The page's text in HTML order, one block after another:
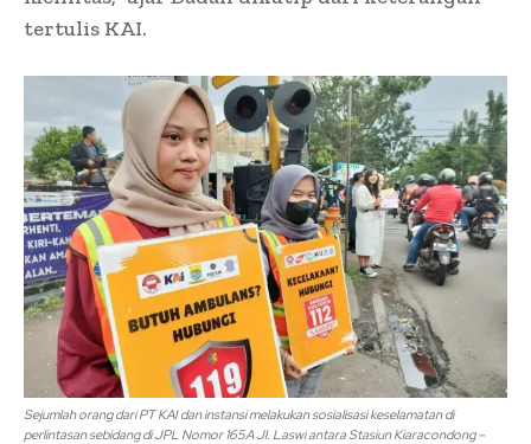
tertulis KAI.
Sejumlah orang dari PT KAI dan instansi melakukan sosialisasi keselamatan di
perlintasan sebidang di JPL Nomor 165A Jl. Laswi antara Stasiun Kiaracondong –